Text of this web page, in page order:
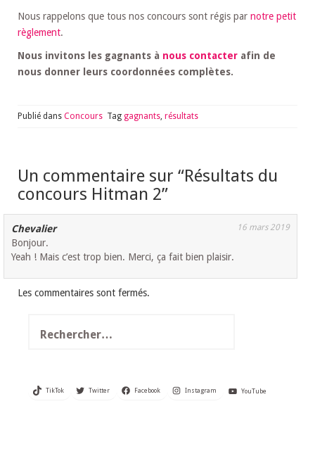
Nous rappelons que tous nos concours sont régis par notre petit
règlement.
Nous invitons les gagnants à nous contacter afin de
nous donner leurs coordonnées complètes.
Publié dans Concours Tag gagnants, résultats
Un commentaire sur “Résultats du
concours Hitman 2”
Chevalier 16 mars 2019
Bonjour.
Yeah ! Mais c’est trop bien. Merci, ça fait bien plaisir.
Les commentaires sont fermés.
TikTok Twitter Facebook Instagram YouTube